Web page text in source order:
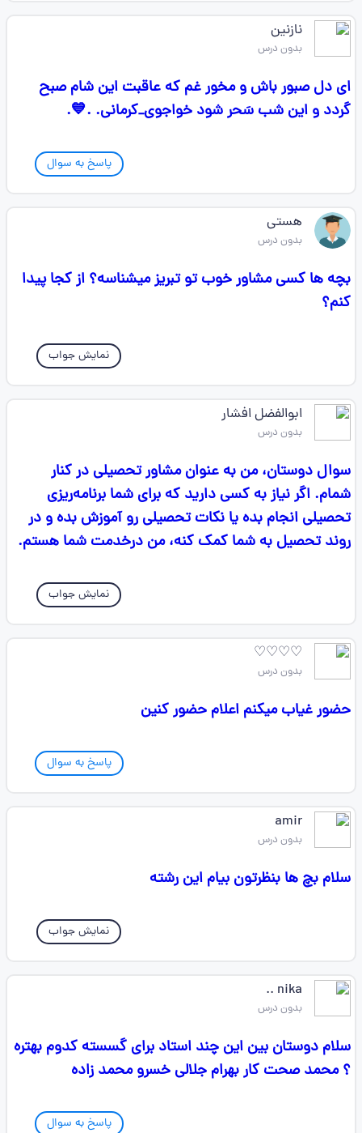
نازنین
بدون درس
‏ای دل صبور باش و مخور غم که عاقبت این شام صبح
گردد و این شب سَحر شود خواجوی_کرمانی. .💙.
پاسخ به سوال
هستی
بدون درس
بچه ها کسی مشاور خوب تو تبریز میشناسه؟ از کجا پیدا
کنم؟
نمایش جواب
ابوالفضل افشار
بدون درس
سوال دوستان، من به عنوان مشاور تحصيلى در كنار
شمام. اگر نياز به كسى داريد كه براى شما برنامه‌ريزى
تحصیلی انجام بده یا نکات تحصیلی رو آموزش بده و در
روند تحصیل به شما کمک کنه، من درخدمت شما هستم.
نمایش جواب
♡♡♡♡
بدون درس
حضور غیاب میکنم اعلام حضور کنین
پاسخ به سوال
amir
بدون درس
سلام بچ ها بنظرتون بیام این رشته
نمایش جواب
nika ..
بدون درس
سلام دوستان بین این چند استاد برای گسسته کدوم بهتره
؟ محمد صحت کار بهرام جلالی خسرو محمد زاده
پاسخ به سوال